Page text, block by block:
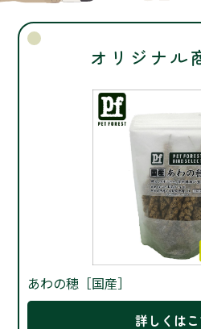
オリジナル
あわの穂［国産］
詳しくは